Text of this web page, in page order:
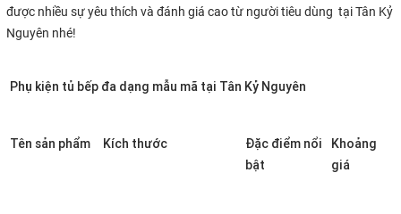
được nhiều sự yêu thích và đánh giá cao từ người tiêu dùng tại Tân Kỷ
Nguyên nhé!
Phụ kiện tủ bếp đa dạng mẫu mã tại Tân Kỷ Nguyên
Tên sản phẩm Kích thước
Đặc điểm nổi
bật
Khoảng
giá